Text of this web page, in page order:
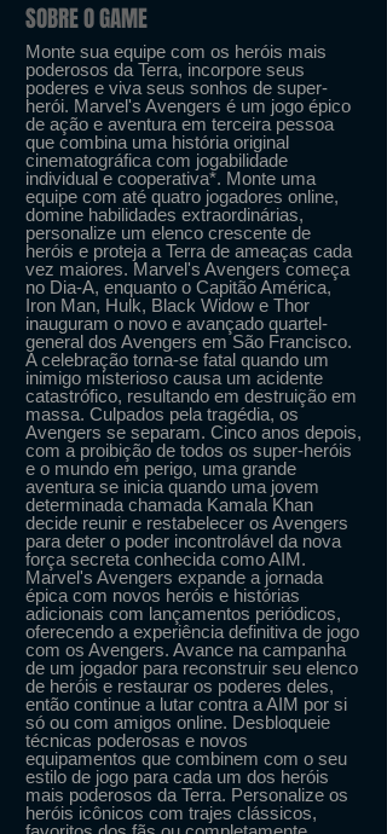
SOBRE O GAME
Monte sua equipe com os heróis mais
poderosos da Terra, incorpore seus
poderes e viva seus sonhos de super-
herói. Marvel's Avengers é um jogo épico
de ação e aventura em terceira pessoa
que combina uma história original
cinematográfica com jogabilidade
individual e cooperativa*. Monte uma
equipe com até quatro jogadores online,
domine habilidades extraordinárias,
personalize um elenco crescente de
heróis e proteja a Terra de ameaças cada
vez maiores. Marvel's Avengers começa
no Dia-A, enquanto o Capitão América,
Iron Man, Hulk, Black Widow e Thor
inauguram o novo e avançado quartel-
general dos Avengers em São Francisco.
A celebração torna-se fatal quando um
inimigo misterioso causa um acidente
catastrófico, resultando em destruição em
massa. Culpados pela tragédia, os
Avengers se separam. Cinco anos depois,
com a proibição de todos os super-heróis
e o mundo em perigo, uma grande
aventura se inicia quando uma jovem
determinada chamada Kamala Khan
decide reunir e restabelecer os Avengers
para deter o poder incontrolável da nova
força secreta conhecida como AIM.
Marvel's Avengers expande a jornada
épica com novos heróis e histórias
adicionais com lançamentos periódicos,
oferecendo a experiência definitiva de jogo
com os Avengers. Avance na campanha
de um jogador para reconstruir seu elenco
de heróis e restaurar os poderes deles,
então continue a lutar contra a AIM por si
só ou com amigos online. Desbloqueie
técnicas poderosas e novos
equipamentos que combinem com o seu
estilo de jogo para cada um dos heróis
mais poderosos da Terra. Personalize os
heróis icônicos com trajes clássicos,